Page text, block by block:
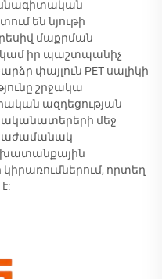
են նյութի
մաքրման
կամ իր պաշտպանիչ
փայլուն PET սալիկի
շրջակա
ազդեցության
մեջ
որտեղ